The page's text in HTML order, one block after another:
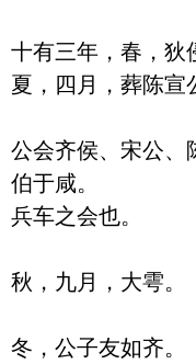
十有三年，春，狄
夏，四月，葬陈宣
公会齐侯、宋公、
伯于咸。
兵车之会也。
秋，九月，大雩。